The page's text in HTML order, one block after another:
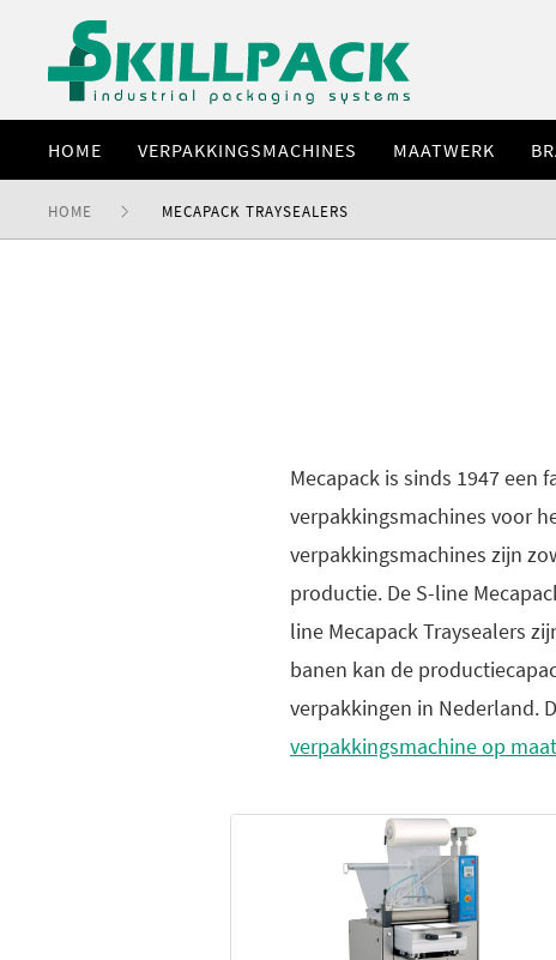
HOME VERPAKKINGSMACHINES MAATWERK
HOME MECAPACK TRAYSEALERS
Mecapack is sinds 1947 een
verpakkingsmachines voor
verpakkingsmachines zijn
productie. De S-line
line Mecapack Traysealers
banen kan de
verpakkingen in Nederland.
verpakkingsmachine op